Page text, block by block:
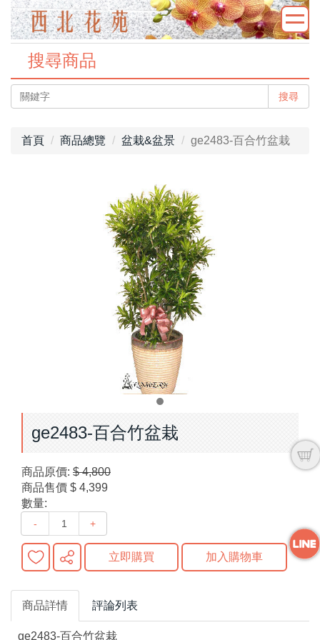
搜尋商品
搜尋
首頁 商品總覽 盆栽&盆景 ge2483-百合竹盆栽
ge2483-百合竹盆栽
商品原價: $ 4,800
商品售價 $ 4,399
數量:
- +
立即購買 加入購物車
商品詳情 評論列表
ge2483-百合竹盆栽